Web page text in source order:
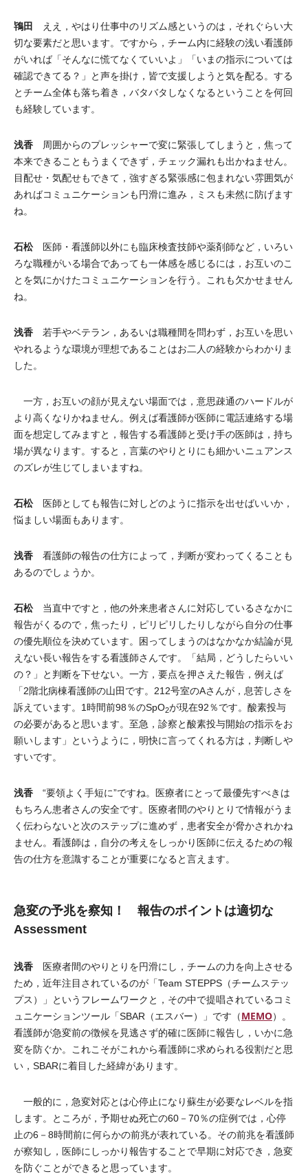
鴇田 ええ，やはり仕事中のリズム感というのは，それぐらい大
切な要素だと思います。ですから，チーム内に経験の浅い看護師
がいれば「そんなに慌てなくていいよ」「いまの指示については
確認できてる？」と声を掛け，皆で支援しようと気を配る。する
とチーム全体も落ち着き，バタバタしなくなるということを何回
も経験しています。
浅香 周囲からのプレッシャーで変に緊張してしまうと，焦って
本来できることもうまくできず，チェック漏れも出かねません。
目配せ・気配せもできて，強すぎる緊張感に包まれない雰囲気が
あればコミュニケーションも円滑に進み，ミスも未然に防げます
ね。
石松医師・看護師以外にも臨床検査技師や薬剤師など，いろい
ろな職種がいる場合であっても一体感を感じるには，お互いのこ
とを気にかけたコミュニケーションを行う。これも欠かせません
ね。
浅香 若手やベテラン，あるいは職種間を問わず，お互いを思い
やれるような環境が理想であることはお二人の経験からわかりま
した。
一方，お互いの顔が見えない場面では，意思疎通のハードルが
より高くなりかねません。例えば看護師が医師に電話連絡する場
面を想定してみますと，報告する看護師と受け手の医師は，持ち
場が異なります。すると，言葉のやりとりにも細かいニュアンス
のズレが生じてしまいますね。
石松医師としても報告に対しどのように指示を出せばいいか，
悩ましい場面もあります。
浅香 看護師の報告の仕方によって，判断が変わってくることも
あるのでしょうか。
石松当直中ですと，他の外来患者さんに対応しているさなかに
報告がくるので，焦ったり，ピリピリしたりしながら自分の仕事
の優先順位を決めています。困ってしまうのはなかなか結論が見
えない長い報告をする看護師さんです。「結局，どうしたらいい
の？」と判断を下せない。一方，要点を押さえた報告，例えば
「2階北病棟看護師の山田です。212号室のAさんが，息苦しさを
訴えています。1時間前98％のSpO2が現在92％です。酸素投与
の必要があると思います。至急，診察と酸素投与開始の指示をお
願いします」というように，明快に言ってくれる方は，判断しや
すいです。
浅香 “要領よく手短に”ですね。医療者にとって最優先すべきは
もちろん患者さんの安全です。医療者間のやりとりで情報がうま
く伝わらないと次のステップに進めず，患者安全が脅かされかね
ません。看護師は，自分の考えをしっかり医師に伝えるための報
告の仕方を意識することが重要になると言えます。
急変の予兆を察知！ 報告のポイントは適切な
Assessment
浅香 医療者間のやりとりを円滑にし，チームの力を向上させる
ため，近年注目されているのが「Team STEPPS（チームステッ
プス）」というフレームワークと，その中で提唱されているコミ
ュニケーションツール「SBAR（エスバー）」です（MEMO）。
看護師が急変前の徴候を見逃さず的確に医師に報告し，いかに急
変を防ぐか。これこそがこれから看護師に求められる役割だと思
い，SBARに着目した経緯があります。
一般的に，急変対応とは心停止になり蘇生が必要なレベルを指
します。ところが，予期せぬ死亡の60－70％の症例では，心停
止の6－8時間前に何らかの前兆が表れている。その前兆を看護師
が察知し，医師にしっかり報告することで早期に対応でき，急変
を防ぐことができると思っています。